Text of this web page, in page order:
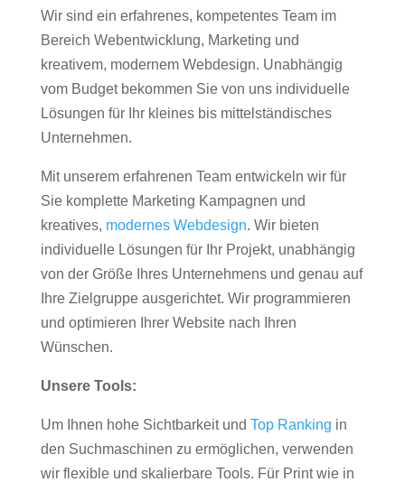
Wir sind ein erfahrenes, kompetentes Team im
Bereich Webentwicklung, Marketing und
kreativem, modernem Webdesign. Unabhängig
vom Budget bekommen Sie von uns individuelle
Lösungen für Ihr kleines bis mittelständisches
Unternehmen.
Mit unserem erfahrenen Team entwickeln wir für
Sie komplette Marketing Kampagnen und
kreatives, modernes Webdesign. Wir bieten
individuelle Lösungen für Ihr Projekt, unabhängig
von der Größe Ihres Unternehmens und genau auf
Ihre Zielgruppe ausgerichtet. Wir programmieren
und optimieren Ihrer Website nach Ihren
Wünschen.
Unsere Tools:
Um Ihnen hohe Sichtbarkeit und Top Ranking in
den Suchmaschinen zu ermöglichen, verwenden
wir flexible und skalierbare Tools. Für Print wie in